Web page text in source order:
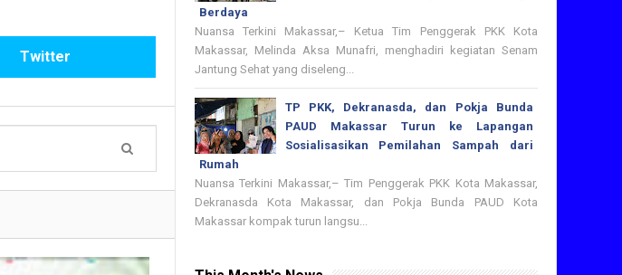
Twitter
Berdaya
Nuansa Terkini Makassar,– Ketua Tim Penggerak PKK Kota
Makassar, Melinda Aksa Munafri, menghadiri kegiatan Senam
Jantung Sehat yang diseleng...
TP PKK, Dekranasda, dan Pokja Bunda
PAUD Makassar Turun ke Lapangan
Sosialisasikan Pemilahan Sampah dari
Rumah
Nuansa Terkini Makassar,– Tim Penggerak PKK Kota Makassar,
Dekranasda Kota Makassar, dan Pokja Bunda PAUD Kota
Makassar kompak turun langsu...